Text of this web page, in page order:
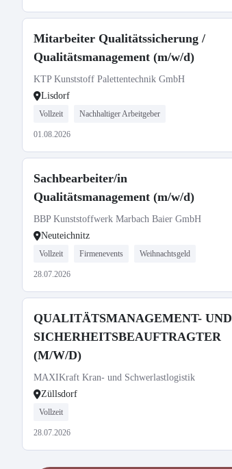
Mitarbeiter Qualitätssicherung /
Qualitätsmanagement (m/w/d)
KTP Kunststoff Palettentechnik GmbH
Lisdorf
Vollzeit Nachhaltiger Arbeitgeber
01.08.2026
Sachbearbeiter/in
Qualitätsmanagement (m/w/d)
BBP Kunststoffwerk Marbach Baier GmbH
Neuteichnitz
Vollzeit Firmenevents Weihnachtsgeld
28.07.2026
QUALITÄTSMANAGEMENT- UND
SICHERHEITSBEAUFTRAGTER
(M/W/D)
MAXIKraft Kran- und Schwerlastlogistik
Züllsdorf
Vollzeit
28.07.2026